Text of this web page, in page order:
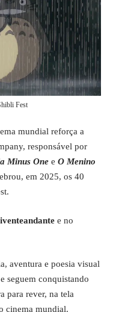
Fest
mundial reforça a
responsável por
Minus One e O Menino
em 2025, os 40
e no
aventura e poesia visual
seguem conquistando
para rever, na tela
cinema mundial.